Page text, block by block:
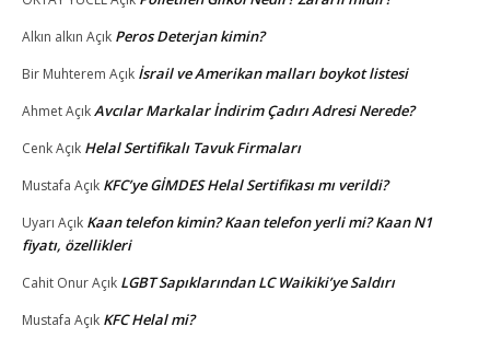
Alkın alkın Açık Peros Deterjan kimin?
Bir Muhterem Açık İsrail ve Amerikan malları boykot listesi
AhmetAçıkAvcılar Markalar İndirim Çadırı Adresi Nerede?
CenkAçık Helal Sertifikalı Tavuk Firmaları
Mustafa Açık KFC’ye GİMDES Helal Sertifikası mı verildi?
Uyarı Açık Kaan telefon kimin? Kaan telefon yerli mi? Kaan N1
fiyatı, özellikleri
Cahit OnurAçık LGBT Sapıklarından LC Waikiki’ye Saldırı
Mustafa Açık KFC Helal mi?